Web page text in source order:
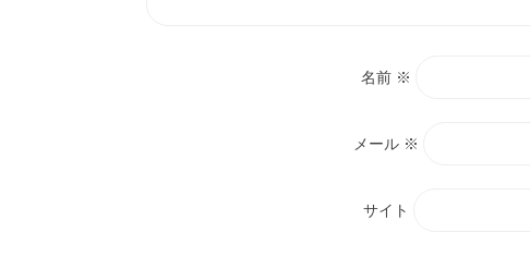
名前 ※
メール ※
サイト